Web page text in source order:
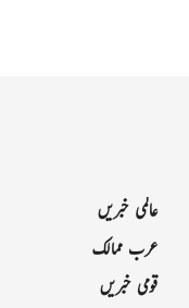
عالمی خبریں
عرب ممالک
قومی خبریں